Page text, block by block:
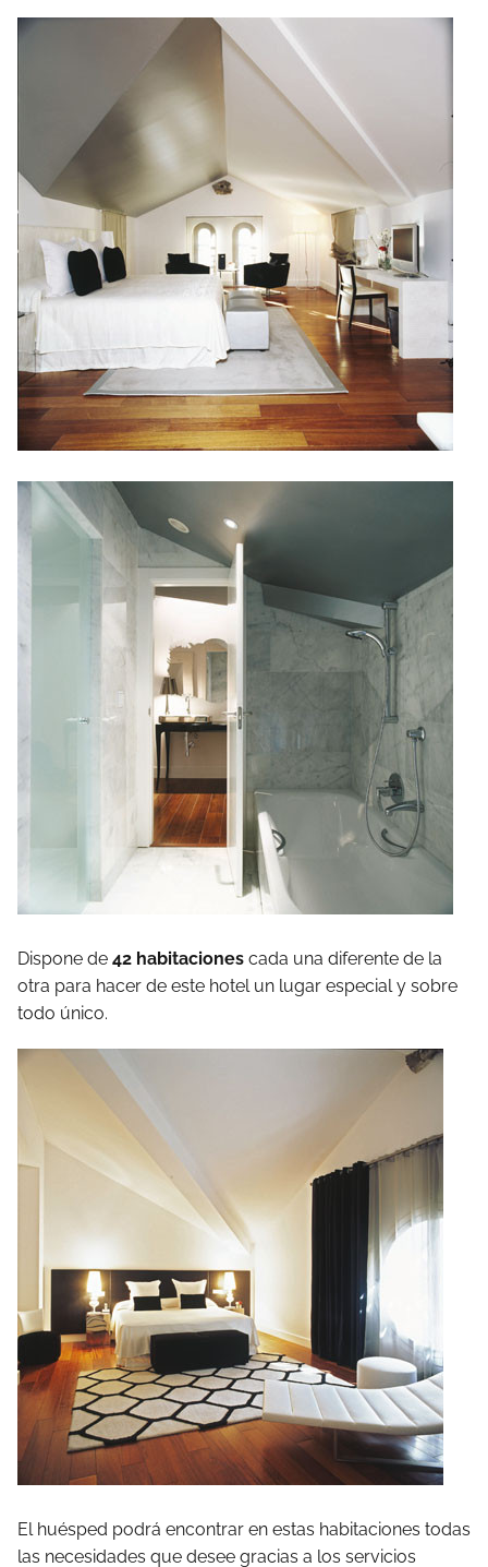
Dispone de 42 habitaciones cada una diferente de la
otra para hacer de este hotel un lugar especial y sobre
todo único.
El huésped podrá encontrar en estas habitaciones todas
las necesidades que desee gracias a los servicios